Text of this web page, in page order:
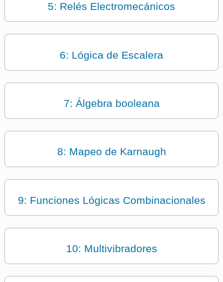
5: Relés Electromecánicos
6: Lógica de Escalera
7: Álgebra booleana
8: Mapeo de Karnaugh
9: Funciones Lógicas Combinacionales
10: Multivibradores